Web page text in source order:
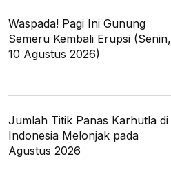
Waspada! Pagi Ini Gunung
Semeru Kembali Erupsi (Senin,
10 Agustus 2026)
Jumlah Titik Panas Karhutla di
Indonesia Melonjak pada
Agustus 2026